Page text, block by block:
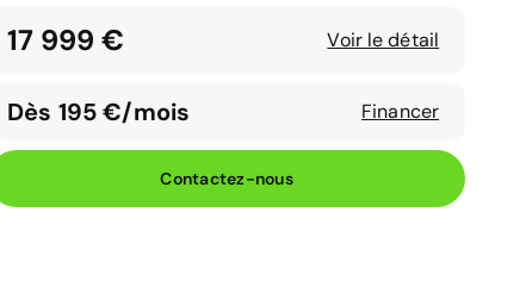
17 999 € Voir le détail
Dès 195 €/mois Financer
Contactez-nous